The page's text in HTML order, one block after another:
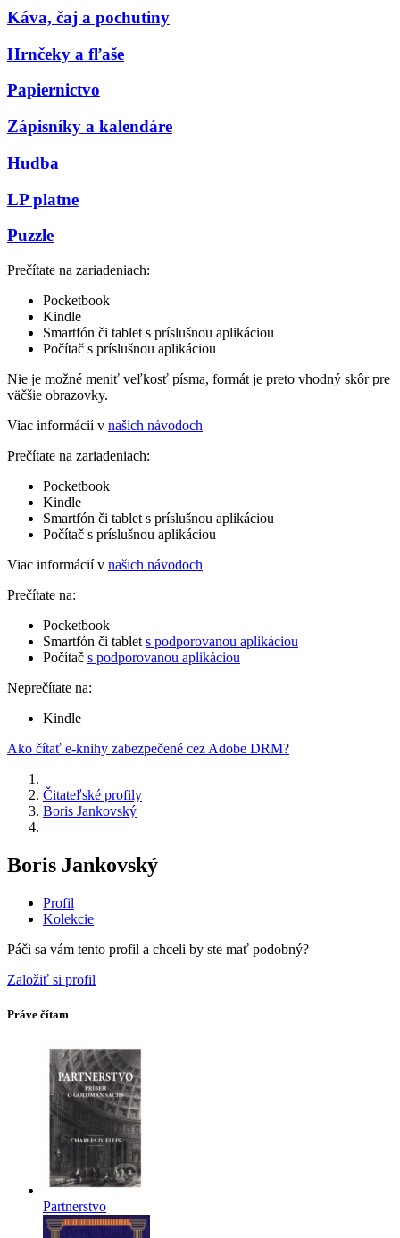
Káva, čaj a pochutiny
Hrnčeky a fľaše
Papiernictvo
Zápisníky a kalendáre
Hudba
LP platne
Puzzle
Prečítate na zariadeniach:
Pocketbook
Kindle
Smartfón či tablet s príslušnou aplikáciou
Počítač s príslušnou aplikáciou
Nie je možné meniť veľkosť písma, formát je preto vhodný skôr pre
väčšie obrazovky.
Viac informácií v našich návodoch
Prečítate na zariadeniach:
Pocketbook
Kindle
Smartfón či tablet s príslušnou aplikáciou
Počítač s príslušnou aplikáciou
Viac informácií v našich návodoch
Prečítate na:
Pocketbook
Smartfón či tablet s podporovanou aplikáciou
Počítač s podporovanou aplikáciou
Neprečítate na:
Kindle
Ako čítať e-knihy zabezpečené cez Adobe DRM?
Čitateľské profily
Boris Jankovský
Boris Jankovský
Profil
Kolekcie
Páči sa vám tento profil a chceli by ste mať podobný?
Založiť si profil
Práve čítam
Partnerstvo